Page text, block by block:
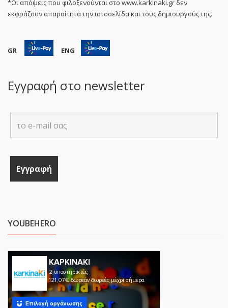
*Οι απόψεις που φιλοξενούνται στο www.karkinaki.gr δεν
εκφράζουν απαραίτητα την ιστοσελίδα και τους δημιουργούς της.
GR ENG
Εγγραφή στο newsletter
YOUBEHERO